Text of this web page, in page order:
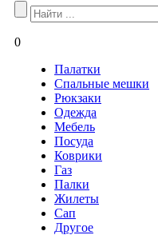
0
Палатки
Спальные мешки
Рюкзаки
Одежда
Мебель
Посуда
Коврики
Газ
Палки
Жилеты
Сап
Другое